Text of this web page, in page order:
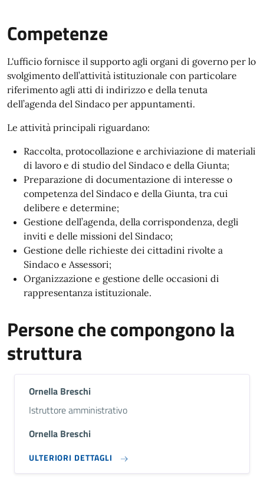
Competenze
L'ufficio fornisce il supporto agli organi di governo per lo
svolgimento dell’attività istituzionale con particolare
riferimento agli atti di indirizzo e della tenuta
dell’agenda del Sindaco per appuntamenti.
Le attività principali riguardano:
Raccolta, protocollazione e archiviazione di materiali
di lavoro e di studio del Sindaco e della Giunta;
Preparazione di documentazione di interesse o
competenza del Sindaco e della Giunta, tra cui
delibere e determine;
Gestione dell’agenda, della corrispondenza, degli
inviti e delle missioni del Sindaco;
Gestione delle richieste dei cittadini rivolte a
Sindaco e Assessori;
Organizzazione e gestione delle occasioni di
rappresentanza istituzionale.
Persone che compongono la
struttura
Ornella Breschi
Descrizione breve
Istruttore amministrativo
Ornella Breschi
ULTERIORI DETTAGLI